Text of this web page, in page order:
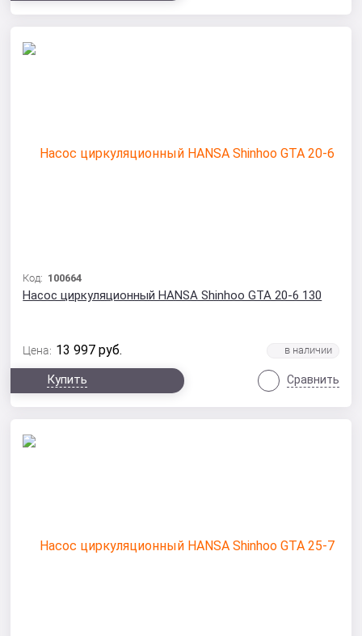
Код: 100664
Насос циркуляционный HANSA Shinhoo GTA 20-6 130
Цена: 13 997 руб.
Купить Сравнить